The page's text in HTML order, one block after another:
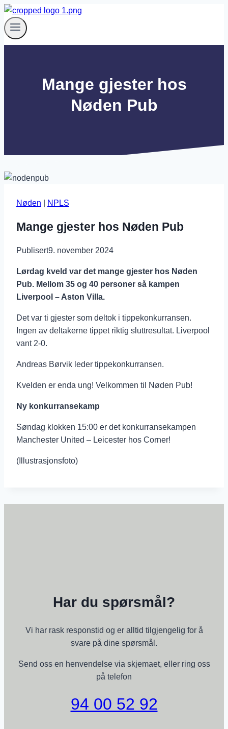
Skip
to
content
Mange gjester hos
Nøden Pub
Nøden NPLS
Mange gjester hos Nøden Pub
Publisert9. november 2024
Lørdag kveld var det mange gjester hos Nøden
Pub. Mellom 35 og 40 personer så kampen
Liverpool – Aston Villa.
Det var ti gjester som deltok i tippekonkurransen.
Ingen av deltakerne tippet riktig sluttresultat. Liverpool
vant 2-0.
Andreas Børvik leder tippekonkurransen.
Kvelden er enda ung! Velkommen til Nøden Pub!
Ny konkurransekamp
Søndag klokken 15:00 er det konkurransekampen
Manchester United – Leicester hos Corner!
(Illustrasjonsfoto)
Har du spørsmål?
​Vi har rask responstid og er alltid ​tilgjengelig for å
svare på dine spørsmål.
Send oss en henvendelse via skjemaet, eller ring oss
på telefon
94 00 52 92